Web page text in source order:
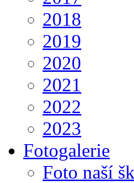
2018
2019
2020
2021
2022
2023
Fotogalerie
Foto naší